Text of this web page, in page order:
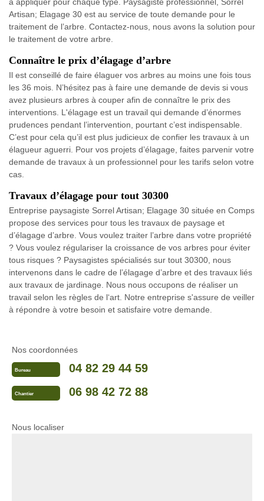
à appliquer pour chaque type. Paysagiste professionnel, Sorrel
Artisan; Elagage 30 est au service de toute demande pour le
traitement de l’arbre. Contactez-nous, nous avons la solution pour
le traitement de votre arbre.
Connaître le prix d’élagage d’arbre
Il est conseillé de faire élaguer vos arbres au moins une fois tous
les 36 mois. N’hésitez pas à faire une demande de devis si vous
avez plusieurs arbres à couper afin de connaître le prix des
interventions. L'élagage est un travail qui demande d’énormes
prudences pendant l’intervention, pourtant c’est indispensable.
C’est pour cela qu’il est plus judicieux de confier les travaux à un
élagueur aguerri. Pour vos projets d’élagage, faites parvenir votre
demande de travaux à un professionnel pour les tarifs selon votre
cas.
Travaux d’élagage pour tout 30300
Entreprise paysagiste Sorrel Artisan; Elagage 30 située en Comps
propose des services pour tous les travaux de paysage et
d’élagage d’arbre. Vous voulez traiter l’arbre dans votre propriété
? Vous voulez régulariser la croissance de vos arbres pour éviter
tous risques ? Paysagistes spécialisés sur tout 30300, nous
intervenons dans le cadre de l’élagage d’arbre et des travaux liés
aux travaux de jardinage. Nous nous occupons de réaliser un
travail selon les règles de l‘art. Notre entreprise s'assure de veiller
à répondre à votre besoin et satisfaire votre demande.
Nos coordonnées
Bureau 04 82 29 44 59
Chantier 06 98 42 72 88
Nous localiser